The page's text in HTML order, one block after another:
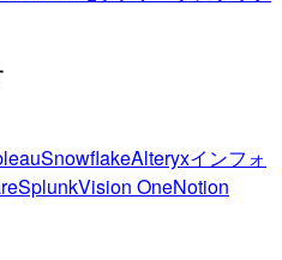
SnowflakeAlteryxインフォ
SplunkVision OneNotion